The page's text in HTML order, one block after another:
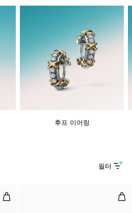
후프 이어링
필터
이어링 티타늄 및 골드, 다이아몬드
라